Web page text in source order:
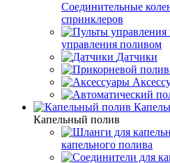
Соединительные
спринклеров
управления поливом
Датчики
Капельный полив
капельного полива